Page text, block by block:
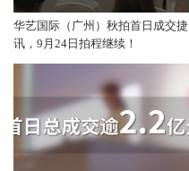
华艺国际（广州）秋拍首日成交捷
讯，9月24日拍程继续！